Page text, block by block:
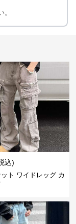
込)
ト ワイドレッグ カ